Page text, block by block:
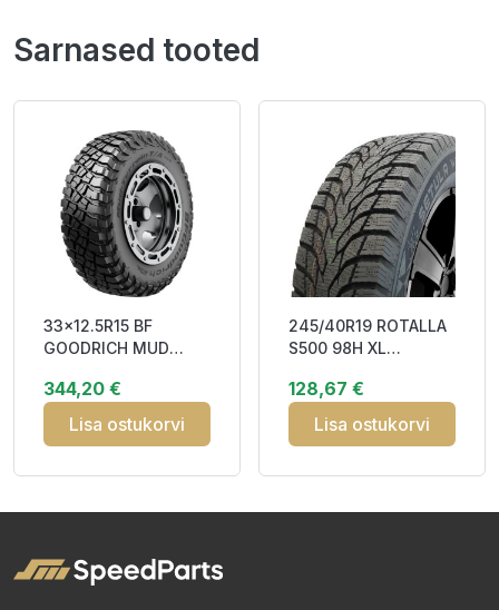
Sarnased tooted
33x12.5R15 BF
GOODRICH MUD
108Q POR M+S
344,20 €
Lisa ostukorvi
245/40R19 ROTALLA
S500 98H XL
128,67 €
Lisa ostukorvi